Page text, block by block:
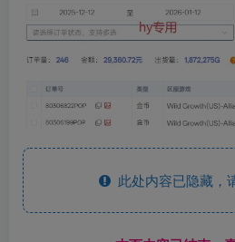
此处内容已隐藏，